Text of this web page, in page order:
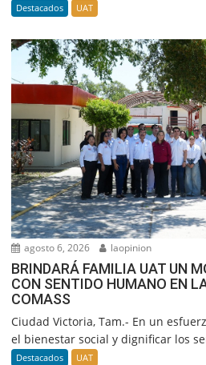
Destacados UAT
agosto 6, 2026 laopinion
BRINDARÁ FAMILIA UAT UN
CON SENTIDO HUMANO EN
COMASS
Ciudad Victoria, Tam.- En un
el bienestar social y dignificar los
Destacados UAT